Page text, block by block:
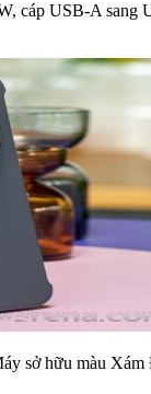
cáp USB-A
sở hữu màu